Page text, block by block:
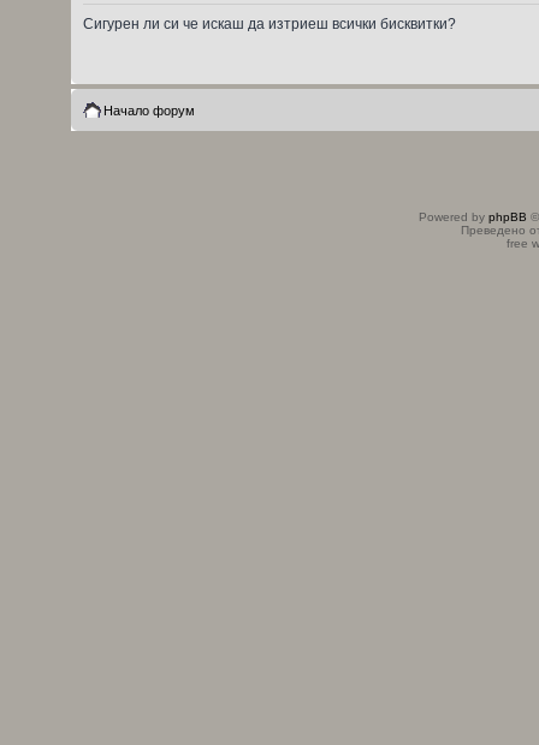
Сигурен ли си че искаш да изтриеш всички бисквитки?
Начало форум
Powered by phpBB
Преведено
free